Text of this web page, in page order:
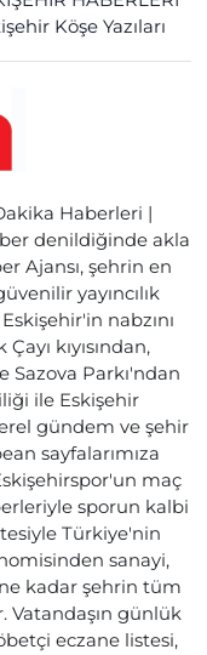
Köşe Yazıları
Haberleri |
denildiğinde akla
Ajansı, şehrin en
yayıncılık
nabzını
kıyısından,
Sazova Parkı'ndan
ile Eskişehir
gündem ve şehir
sayfalarımıza
maç
sporun kalbi
Türkiye'nin
sanayi,
kadar şehrin tüm
Vatandaşın günlük
eczane listesi,